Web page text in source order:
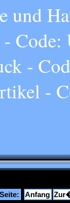
und
-
-
Seite: Anfang